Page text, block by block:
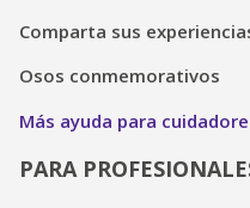
Comparta sus
Osos conmemorativos
Más ayuda para
PARA